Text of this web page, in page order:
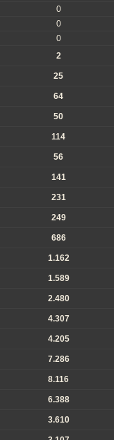
0
0
0
2
25
64
50
114
56
141
231
249
686
1.162
1.589
2.480
4.307
4.205
7.286
8.116
6.388
3.610